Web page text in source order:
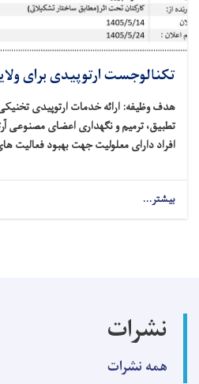
تکنالوجست ارتوپیدی برای
هدف وظیفه: ارائه خدمات ارتوپیدی
تطبیق، ترمیم و نگهداری اعضای مصنوعی
افراد دارای معلولیت جهت بهبود فعالیت‌
بیشتر...
تکنالوجست
نشرات
همه نشرات